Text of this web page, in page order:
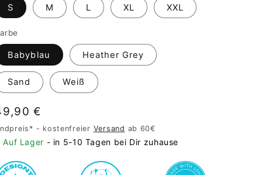
S M L XL XXL
Babyblau Heather Grey
Sand Weiß
€
- kostenfreier Versand ab 60€
Auf Lager - in 5-10 Tagen bei Dir zuhause